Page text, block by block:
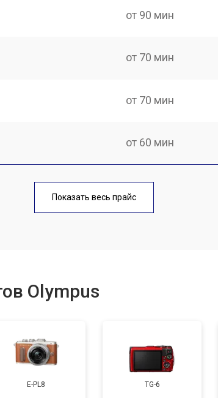
от 90 мин
от 70 мин
от 70 мин
от 60 мин
от 70 мин
от 120 мин
Показать весь прайс
Olympus
E-PL8 TG-6